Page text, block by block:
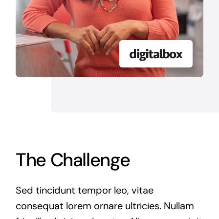
The Challenge
Sed tincidunt tempor leo, vitae
consequat lorem ornare ultricies. Nullam